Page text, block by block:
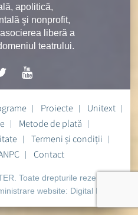
apolitică,
şi nonprofit,
liberă a
teatrului.
Proiecte
Unitext
Metode de plată
Termeni și condiții
Contact
Toate drepturile rezervate.
website: Digital Heart